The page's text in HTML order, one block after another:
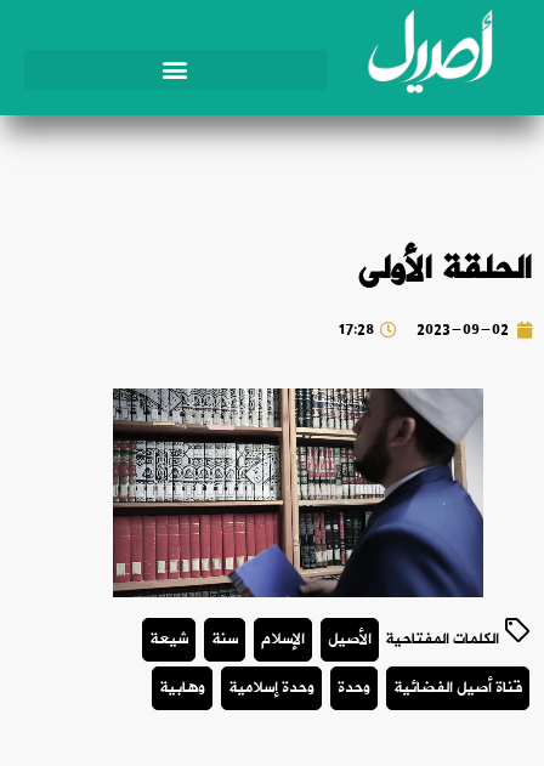
الحلقة الأولى
2023-09-02
17:28
الكلمات المفتاحية الأصيل الإسلام سنة
شيعة
قناة أصيل الفضائية
وحدة وحدة إسلامية وهابية